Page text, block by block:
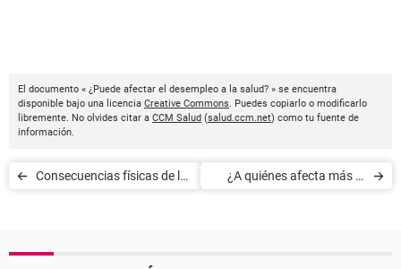
El documento « ¿Puede afectar el desempleo a la salud? » se encuentra
disponible bajo una licencia Creative Commons. Puedes copiarlo o modificarlo
libremente. No olvides citar a CCM Salud (salud.ccm.net) como tu fuente de
información.
Consecuencias físicas de la
¿A quiénes afecta más la